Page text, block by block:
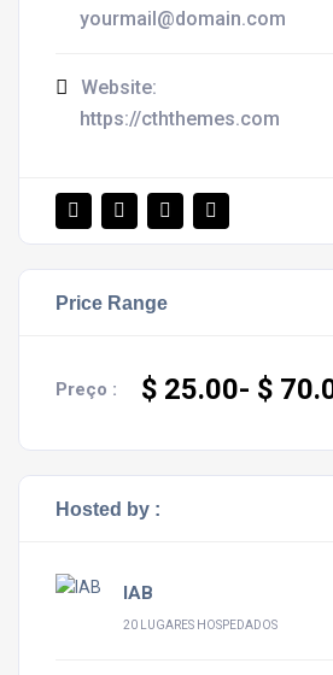
yourmail@domain.com
Website:
https://cththemes.com
Price Range
Preço : $ 25.00- $
Hosted by :
IAB
20 LUGARES HOSPEDADOS